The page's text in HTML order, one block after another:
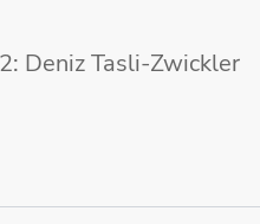
Deniz Tasli-Zwickler